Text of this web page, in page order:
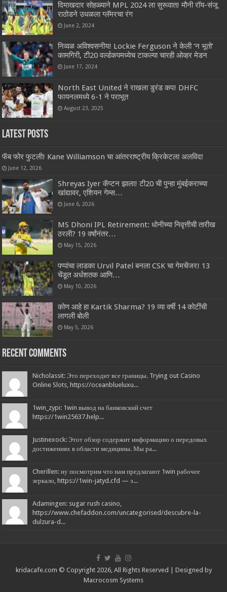
दिमाखदार सोहळ्याने MPL 2024 ला सुरूवात! मौनी रॉय-संजू
राठोडने उधळला ग्लॅमरचा रंग
June 2, 2024
निव्वळ अविश्वसनीय! Lockie Ferguson ने केली ‘न भूतो’
कामगिरी, टी20 वर्ल्डकपमध्येच टाकल्या चारही ओव्हर मेडन
June 17, 2024
North East United ने राखला डुरंड कप! DHFC
फायनलमध्ये 6-1 ने पराभूत
August 23, 2025
Latest Posts
फॅब फोर फुटली! Kane Williamson चा आंतरराष्ट्रीय क्रिकेटला अलविदा
June 12, 2026
Shreyas Iyer कॅप्टन झाला! टी20 ची पुन्हा मुंबईकराच्या
खांद्यावर, एशियन गेम्स…
June 6, 2026
MS Dhoni IPL Retirement: धोनीच्या निवृत्तीची तारीख
ठरली? 19 वर्षांनंतर…
May 15, 2026
पप्पांचा लाडका Urvil Patel बनला CSK चा गेमचेंजर! 13
चेंडूत अर्धशतक आणि…
May 10, 2026
कोण आहे हा Kartik Sharma? 19 व्या वर्षी 14 कोटींची
लागली बोली
May 5, 2026
Recent Comments
Nicholassit: Это переходит все границы. Trying out Casino
Online Slots, https://oceanblueluxu...
1win_zypi: 1win вывод на банковский счет
https://1win25637.help...
Justinexock: Этот обзор содержит информацию о передовых
достижениях в области медицины. Мы ра...
Cherillen: ну посмотрим что нам предлагают 1win рабочее
зеркало, https://1win-jatyd.cfd — э...
Adamingen: sugar rush casino,
https://www.chefaddon.com/uncategorised/descubre-la-
dulzura-d...
kridacafe.com © Copyright 2026, All Rights Reserved | Designed by
Macrocosm Systems